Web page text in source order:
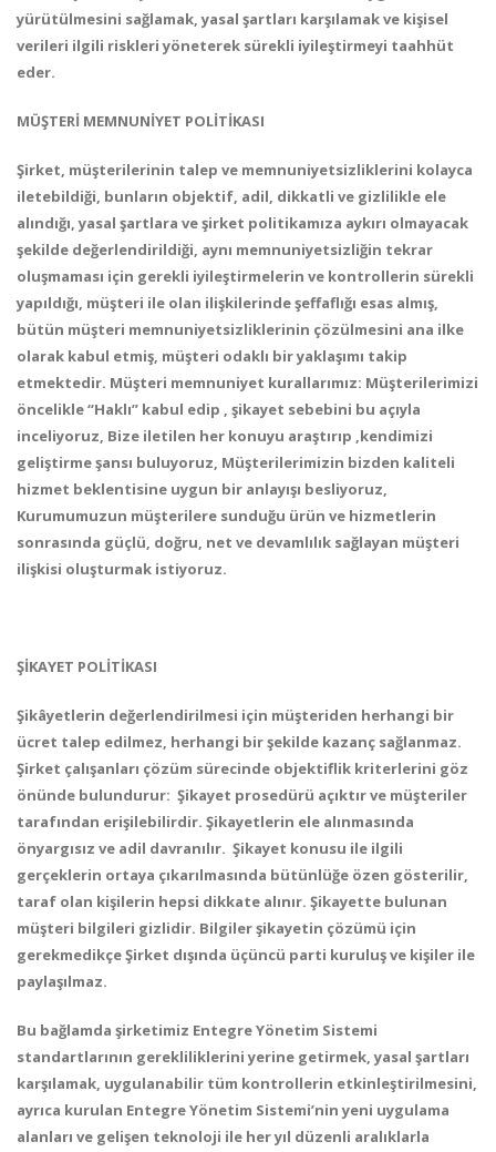
yürütülmesini sağlamak, yasal şartları karşılamak ve kişisel
verileri ilgili riskleri yöneterek sürekli iyileştirmeyi taahhüt
eder.
MÜŞTERİ MEMNUNİYET POLİTİKASI
Şirket, müşterilerinin talep ve memnuniyetsizliklerini kolayca
iletebildiği, bunların objektif, adil, dikkatli ve gizlilikle ele
alındığı, yasal şartlara ve şirket politikamıza aykırı olmayacak
şekilde değerlendirildiği, aynı memnuniyetsizliğin tekrar
oluşmaması için gerekli iyileştirmelerin ve kontrollerin sürekli
yapıldığı, müşteri ile olan ilişkilerinde şeffaflığı esas almış,
bütün müşteri memnuniyetsizliklerinin çözülmesini ana ilke
olarak kabul etmiş, müşteri odaklı bir yaklaşımı takip
etmektedir. Müşteri memnuniyet kurallarımız: Müşterilerimizi
öncelikle “Haklı” kabul edip , şikayet sebebini bu açıyla
inceliyoruz, Bize iletilen her konuyu araştırıp ,kendimizi
geliştirme şansı buluyoruz, Müşterilerimizin bizden kaliteli
hizmet beklentisine uygun bir anlayışı besliyoruz,
Kurumumuzun müşterilere sunduğu ürün ve hizmetlerin
sonrasında güçlü, doğru, net ve devamlılık sağlayan müşteri
ilişkisi oluşturmak istiyoruz.
ŞİKAYET POLİTİKASI
Şikâyetlerin değerlendirilmesi için müşteriden herhangi bir
ücret talep edilmez, herhangi bir şekilde kazanç sağlanmaz.
Şirket çalışanları çözüm sürecinde objektiflik kriterlerini göz
önünde bulundurur: Şikayet prosedürü açıktır ve müşteriler
tarafından erişilebilirdir. Şikayetlerin ele alınmasında
önyargısız ve adil davranılır. Şikayet konusu ile ilgili
gerçeklerin ortaya çıkarılmasında bütünlüğe özen gösterilir,
taraf olan kişilerin hepsi dikkate alınır. Şikayette bulunan
müşteri bilgileri gizlidir. Bilgiler şikayetin çözümü için
gerekmedikçe Şirket dışında üçüncü parti kuruluş ve kişiler ile
paylaşılmaz.
Bu bağlamda şirketimiz Entegre Yönetim Sistemi
standartlarının gerekliliklerini yerine getirmek, yasal şartları
karşılamak, uygulanabilir tüm kontrollerin etkinleştirilmesini,
ayrıca kurulan Entegre Yönetim Sistemi’nin yeni uygulama
alanları ve gelişen teknoloji ile her yıl düzenli aralıklarla